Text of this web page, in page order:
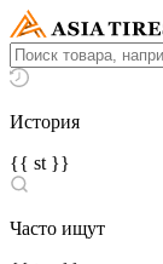
История
{{ st }}
Часто ищут